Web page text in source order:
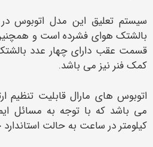
سیستم تعلیق این مدل اتوبوس
بالشتک هوای فشرده است و
قسمت عقب دارای چهار عدد
کمک فنر نیز می باشد.
اتوبوس های مارال قابلیت تنظیم
کیلومتر در ساعت به حالت